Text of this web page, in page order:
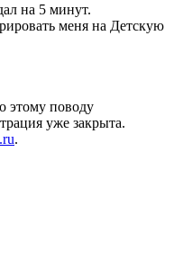
на 5 минут.
меня на Детскую
этому поводу
уже закрыта.
.